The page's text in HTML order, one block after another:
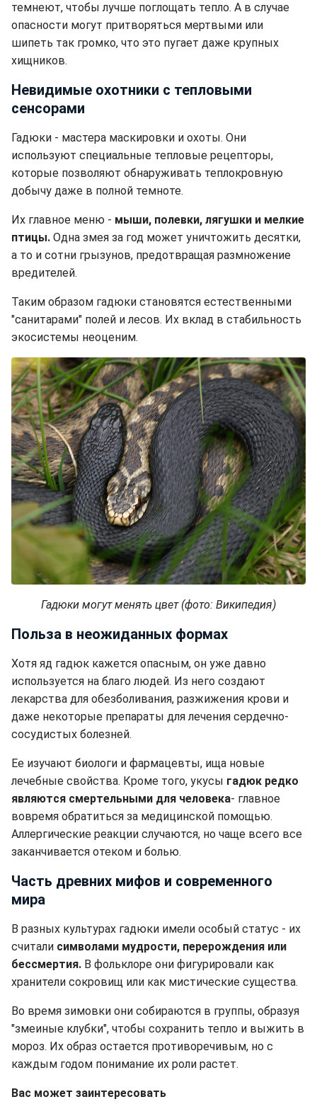
темнеют, чтобы лучше поглощать тепло. А в случае
опасности могут притворяться мертвыми или
шипеть так громко, что это пугает даже крупных
хищников.
Невидимые охотники с тепловыми
сенсорами
Гадюки - мастера маскировки и охоты. Они
используют специальные тепловые рецепторы,
которые позволяют обнаруживать теплокровную
добычу даже в полной темноте.
Их главное меню - мыши, полевки, лягушки и мелкие
птицы. Одна змея за год может уничтожить десятки,
а то и сотни грызунов, предотвращая размножение
вредителей.
Таким образом гадюки становятся естественными
"санитарами" полей и лесов. Их вклад в стабильность
экосистемы неоценим.
Гадюки могут менять цвет (фото: Википедия)
Польза в неожиданных формах
Хотя яд гадюк кажется опасным, он уже давно
используется на благо людей. Из него создают
лекарства для обезболивания, разжижения крови и
даже некоторые препараты для лечения сердечно-
сосудистых болезней.
Ее изучают биологи и фармацевты, ища новые
лечебные свойства. Кроме того, укусы гадюк редко
являются смертельными для человека- главное
вовремя обратиться за медицинской помощью.
Аллергические реакции случаются, но чаще всего все
заканчивается отеком и болью.
Часть древних мифов и современного
мира
В разных культурах гадюки имели особый статус - их
считали символами мудрости, перерождения или
бессмертия. В фольклоре они фигурировали как
хранители сокровищ или как мистические существа.
Во время зимовки они собираются в группы, образуя
"змеиные клубки", чтобы сохранить тепло и выжить в
мороз. Их образ остается противоречивым, но с
каждым годом понимание их роли растет.
Вас может заинтересовать